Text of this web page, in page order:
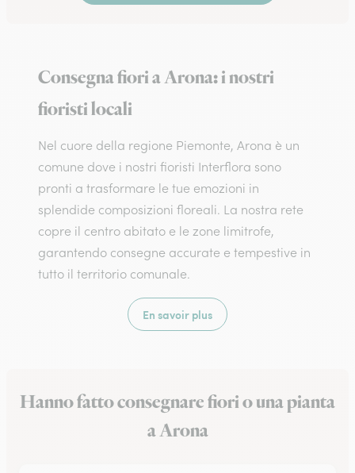
Consegna fiori a Arona: i nostri
fioristi locali
Nel cuore della regione Piemonte, Arona è un
comune dove i nostri fioristi Interflora sono
pronti a trasformare le tue emozioni in
splendide composizioni floreali. La nostra rete
copre il centro abitato e le zone limitrofe,
garantendo consegne accurate e tempestive in
tutto il territorio comunale.
En savoir plus
Hanno fatto consegnare fiori o una pianta
a Arona